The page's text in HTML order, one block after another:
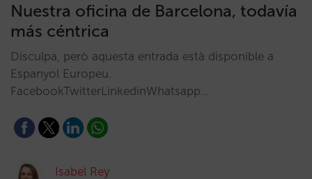
Nuestra oficina de Barcelona, todavía
más céntrica
Disculpa, però aquesta entrada està disponible a
Espanyol Europeu.
FacebookTwitterLinkedinWhatsapp…
Isabel Rey